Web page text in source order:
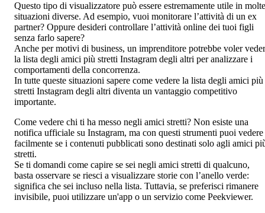
Questo tipo di visualizzatore può essere estremamente utile in molte
situazioni diverse. Ad esempio, vuoi monitorare l’attività di un ex
partner? Oppure desideri controllare l’attività online dei tuoi figli
senza farlo sapere?
Anche per motivi di business, un imprenditore potrebbe voler
la lista degli amici più stretti Instagram degli altri per analizzare i
comportamenti della concorrenza.
In tutte queste situazioni sapere come vedere la lista degli amici più
stretti Instagram degli altri diventa un vantaggio competitivo
importante.
Come vedere chi ti ha messo negli amici stretti? Non esiste una
notifica ufficiale su Instagram, ma con questi strumenti puoi vedere
facilmente se i contenuti pubblicati sono destinati solo agli amici
stretti.
Se ti domandi come capire se sei negli amici stretti di qualcuno,
basta osservare se riesci a visualizzare storie con l’anello verde:
significa che sei incluso nella lista. Tuttavia, se preferisci rimanere
invisibile, puoi utilizzare un'app o un servizio come Peekviewer.